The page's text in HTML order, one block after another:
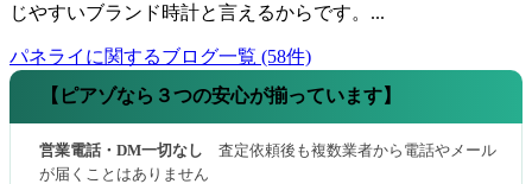
じやすいブランド時計と言えるからです。...
パネライに関するブログ一覧 (58件)
【ピアゾなら３つの安心が揃っています】
営業電話・DM一切なし 査定依頼後も複数業者から電話やメール
が届くことはありません